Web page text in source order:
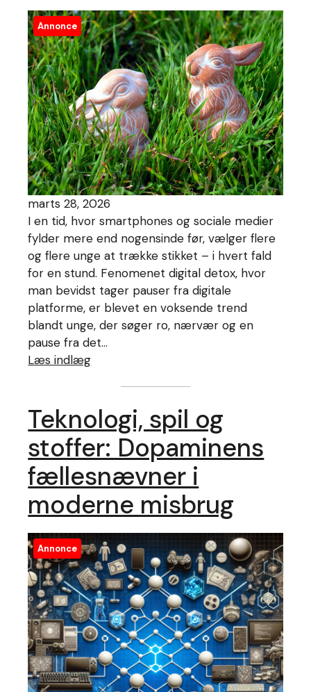
Annonce
marts 28, 2026
I en tid, hvor smartphones og sociale medier
fylder mere end nogensinde før, vælger flere
og flere unge at trække stikket – i hvert fald
for en stund. Fenomenet digital detox, hvor
man bevidst tager pauser fra digitale
platforme, er blevet en voksende trend
blandt unge, der søger ro, nærvær og en
pause fra det…
Læs indlæg
Teknologi, spil og
stoffer: Dopaminens
fællesnævner i
moderne misbrug
Annonce